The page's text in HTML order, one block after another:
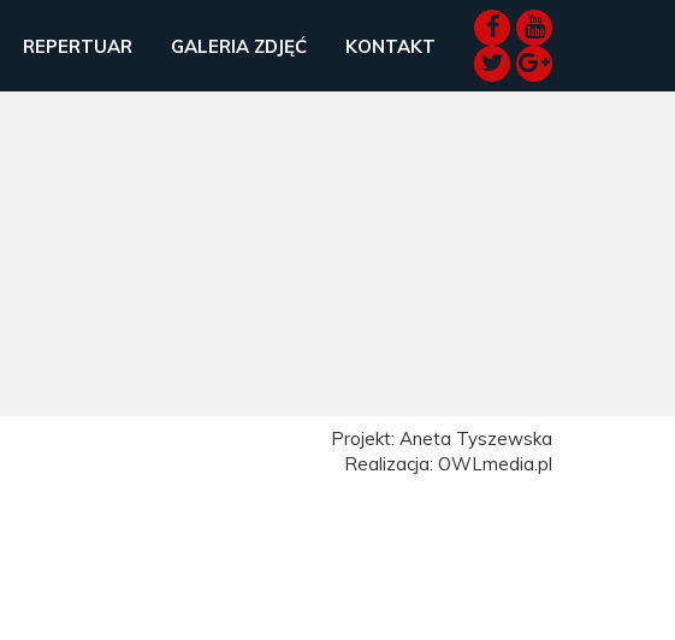
REPERTUAR GALERIA ZDJĘĆ KONTAKT
Projekt: Aneta Tyszewska
Realizacja: OWLmedia.pl